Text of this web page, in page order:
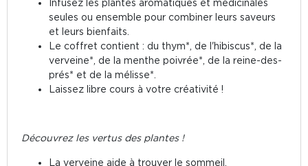
Infusez les plantes aromatiques et médicinales
seules ou ensemble pour combiner leurs saveurs
et leurs bienfaits.
Le coffret contient : du thym*, de l'hibiscus*, de la
verveine*, de la menthe poivrée*, de la reine-des-
prés* et de la mélisse*.
Laissez libre cours à votre créativité !
Découvrez les vertus des plantes !
La verveine aide à trouver le sommeil.